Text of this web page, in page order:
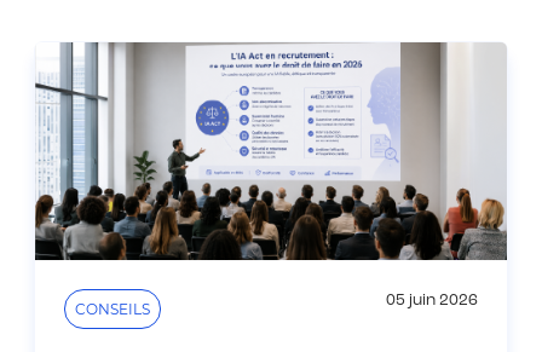
CONSEILS 05 juin 2026